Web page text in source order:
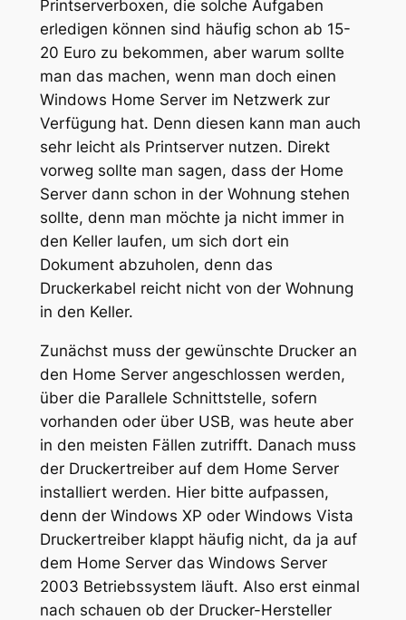
Printserverboxen, die solche Aufgaben
erledigen können sind häufig schon ab 15-
20 Euro zu bekommen, aber warum sollte
man das machen, wenn man doch einen
Windows Home Server im Netzwerk zur
Verfügung hat. Denn diesen kann man auch
sehr leicht als Printserver nutzen. Direkt
vorweg sollte man sagen, dass der Home
Server dann schon in der Wohnung stehen
sollte, denn man möchte ja nicht immer in
den Keller laufen, um sich dort ein
Dokument abzuholen, denn das
Druckerkabel reicht nicht von der Wohnung
in den Keller.
Zunächst muss der gewünschte Drucker an
den Home Server angeschlossen werden,
über die Parallele Schnittstelle, sofern
vorhanden oder über USB, was heute aber
in den meisten Fällen zutrifft. Danach muss
der Druckertreiber auf dem Home Server
installiert werden. Hier bitte aufpassen,
denn der Windows XP oder Windows Vista
Druckertreiber klappt häufig nicht, da ja auf
dem Home Server das Windows Server
2003 Betriebssystem läuft. Also erst einmal
nach schauen ob der Drucker-Hersteller